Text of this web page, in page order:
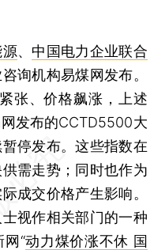
、 中国电力企业联合
询机构易煤网发布。
张、价格飙涨，上述
发布的CCTD5500大
停发布。这些指数在
需走势；同时也作为
成交价格产生影响。
视作相关部门的一种
“动力煤价涨不休 国